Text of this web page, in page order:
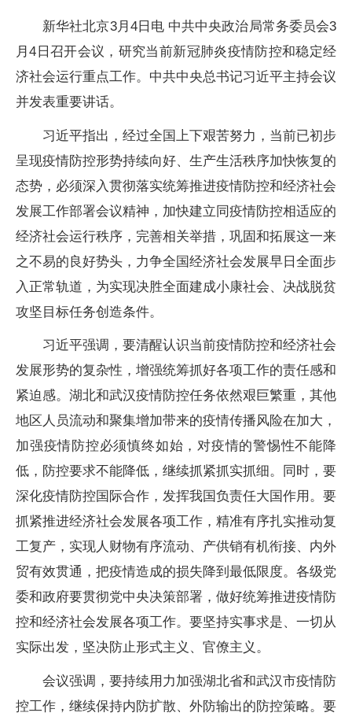
新华社北京3月4日电 中共中央政治局常务委员会3
月4日召开会议，研究当前新冠肺炎疫情防控和稳定经
济社会运行重点工作。中共中央总书记习近平主持会议
并发表重要讲话。
习近平指出，经过全国上下艰苦努力，当前已初步
呈现疫情防控形势持续向好、生产生活秩序加快恢复的
态势，必须深入贯彻落实统筹推进疫情防控和经济社会
发展工作部署会议精神，加快建立同疫情防控相适应的
经济社会运行秩序，完善相关举措，巩固和拓展这一来
之不易的良好势头，力争全国经济社会发展早日全面步
入正常轨道，为实现决胜全面建成小康社会、决战脱贫
攻坚目标任务创造条件。
习近平强调，要清醒认识当前疫情防控和经济社会
发展形势的复杂性，增强统筹抓好各项工作的责任感和
紧迫感。湖北和武汉疫情防控任务依然艰巨繁重，其他
地区人员流动和聚集增加带来的疫情传播风险在加大，
加强疫情防控必须慎终如始，对疫情的警惕性不能降
低，防控要求不能降低，继续抓紧抓实抓细。同时，要
深化疫情防控国际合作，发挥我国负责任大国作用。要
抓紧推进经济社会发展各项工作，精准有序扎实推动复
工复产，实现人财物有序流动、产供销有机衔接、内外
贸有效贯通，把疫情造成的损失降到最低限度。各级党
委和政府要贯彻党中央决策部署，做好统筹推进疫情防
控和经济社会发展各项工作。要坚持实事求是、一切从
实际出发，坚决防止形式主义、官僚主义。
会议强调，要持续用力加强湖北省和武汉市疫情防
控工作，继续保持内防扩散、外防输出的防控策略。要